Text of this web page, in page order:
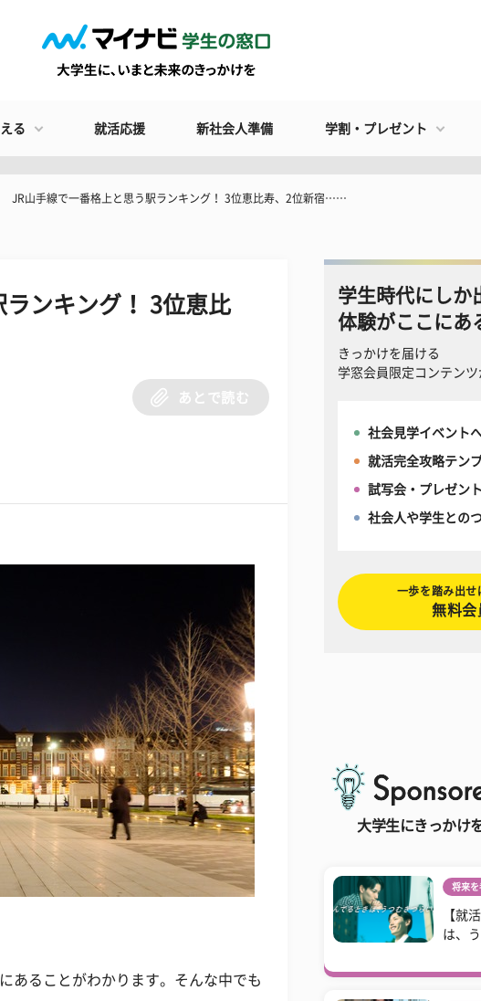
る 就活応援 新社会人準備 学割・プレゼント
JR山手線で一番格上と思う駅ランキング！ 3位恵比寿、2位新宿……
ンキング！ 3位恵比
あとで読む
あることがわかります。そんな中でも
学生時代にしか
体験がここにあ
きっかけを届ける
学窓会員限定コンテンツ
社会見学イベント
就活完全攻略テン
試写会・プレゼン
社会人や学生との
一歩を踏み出せ
無料会
大学生にきっかけ
将来を
【就
は、